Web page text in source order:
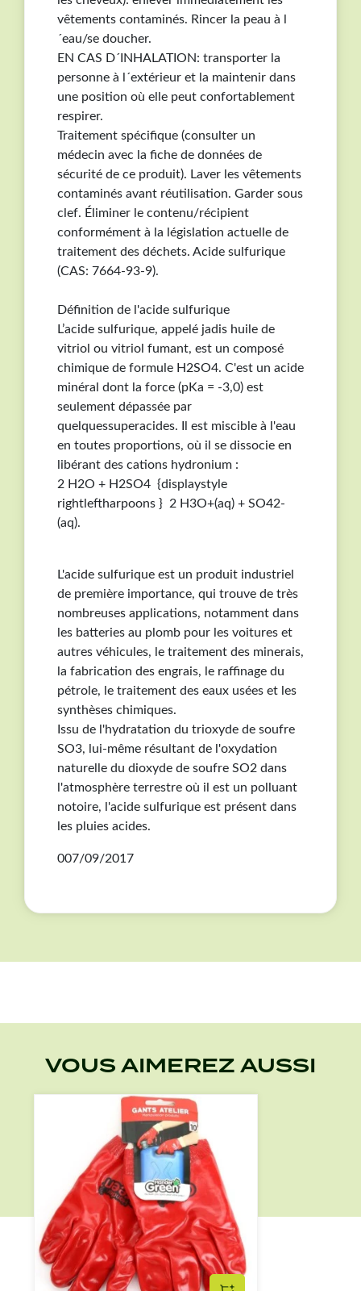
vêtements contaminés. Rincer la peau à l
´eau/se doucher.
EN CAS D´INHALATION: transporter la
personne à l´extérieur et la maintenir dans
une position où elle peut confortablement
respirer.
Traitement spécifique (consulter un
médecin avec la fiche de données de
sécurité de ce produit). Laver les vêtements
contaminés avant réutilisation. Garder sous
clef. Éliminer le contenu/récipient
conformément à la législation actuelle de
traitement des déchets. Acide sulfurique
(CAS: 7664-93-9).
Définition de l'acide sulfurique
L’acide sulfurique, appelé jadis huile de
vitriol ou vitriol fumant, est un composé
chimique de formule H2SO4. C'est un acide
minéral dont la force (pKa = -3,0) est
seulement dépassée par
quelquessuperacides. Il est miscible à l'eau
en toutes proportions, où il se dissocie en
libérant des cations hydronium :
2 H2O + H2SO4 {displaystyle
rightleftharpoons } 2 H3O+(aq) + SO42-
(aq).
L'acide sulfurique est un produit industriel
de première importance, qui trouve de très
nombreuses applications, notamment dans
les batteries au plomb pour les voitures et
autres véhicules, le traitement des minerais,
la fabrication des engrais, le raffinage du
pétrole, le traitement des eaux usées et les
synthèses chimiques.
Issu de l'hydratation du trioxyde de soufre
SO3, lui-même résultant de l'oxydation
naturelle du dioxyde de soufre SO2 dans
l'atmosphère terrestre où il est un polluant
notoire, l'acide sulfurique est présent dans
les pluies acides.
007/09/2017
VOUS AIMEREZ AUSSI